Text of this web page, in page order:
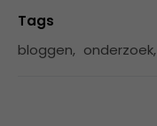
Tags
bloggen, onderzoek,